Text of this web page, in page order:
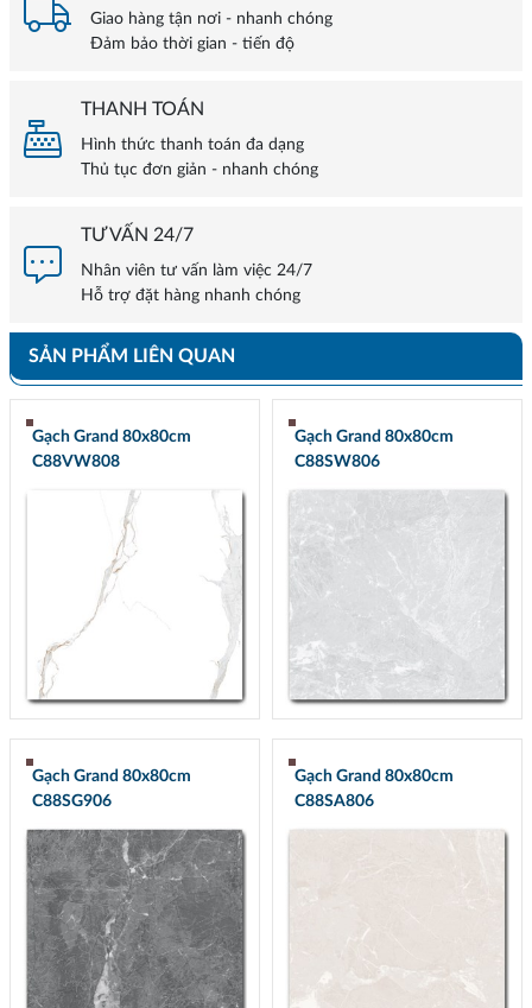
Giao hàng tận nơi - nhanh chóng
Đảm bảo thời gian - tiến độ
THANH TOÁN
Hình thức thanh toán đa dạng
Thủ tục đơn giản - nhanh chóng
TƯ VẤN 24/7
Nhân viên tư vấn làm việc 24/7
Hỗ trợ đặt hàng nhanh chóng
SẢN PHẨM LIÊN QUAN
Gạch Grand 80x80cm
C88VW808
Gạch Grand 80x80cm
C88SW806
Gạch Grand 80x80cm
C88SG906
Gạch Grand 80x80cm
C88SA806